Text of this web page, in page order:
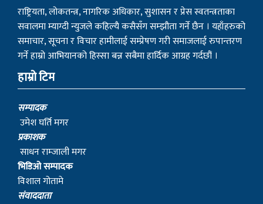
राष्ट्रियता, लोकतन्त्र, नागरिक अधिकार, सुशासन र प्रेस स्वतन्त्रताका
सवालमा म्याग्दी न्युजले कहिल्यै कसैसँग सम्झौता गर्ने छैन । यहाँहरुको
समाचार, सूचना र विचार हामीलाई सम्प्रेषण गरी समाजलाई रुपान्तरण
गर्ने हाम्रो आभियानको हिस्सा बन्न सबैमा हार्दिक आग्रह गर्दछौं ।
हाम्रो टिम
सम्पादक
उमेश घर्ति मगर
प्रकाशक
साधन राम्जाली मगर
भिडिओ सम्पादक
विशाल गोतामे
स‌ंवाददाता